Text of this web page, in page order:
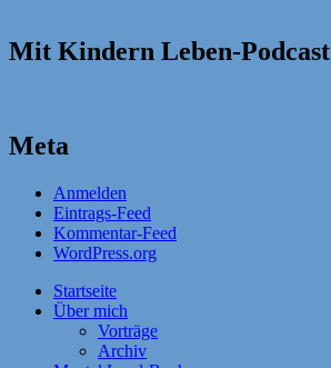
Mit Kindern Leben-Podcast
Meta
Anmelden
Eintrags-Feed
Kommentar-Feed
WordPress.org
Startseite
Über mich
Vorträge
Archiv